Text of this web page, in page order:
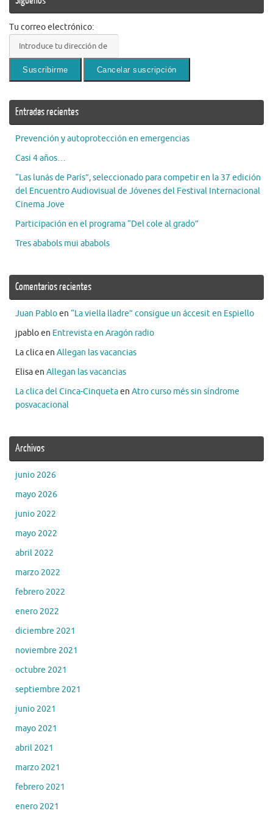
Tu correo electrónico:
Entradas recientes
Prevención y autoprotección en emergencias
Casi 4 años…
“Las lunás de París”, seleccionado para competir en la 37 edición
del Encuentro Audiovisual de Jóvenes del Festival Internacional
Cinema Jove
Participación en el programa “Del cole al grado”
Tres ababols mui ababols
Comentarios recientes
Juan Pabloen “La viella lladre” consigue un áccesit en Espiello
jpabloen Entrevista en Aragón radio
La clicaen Allegan las vacancias
Elisaen Allegan las vacancias
La clica del Cinca-Cinquetaen Atro curso més sin síndrome
posvacacional
Archivos
junio 2026
mayo 2026
junio 2022
mayo 2022
abril 2022
marzo 2022
febrero 2022
enero 2022
diciembre 2021
noviembre 2021
octubre 2021
septiembre 2021
junio 2021
mayo 2021
abril 2021
marzo 2021
febrero 2021
enero 2021